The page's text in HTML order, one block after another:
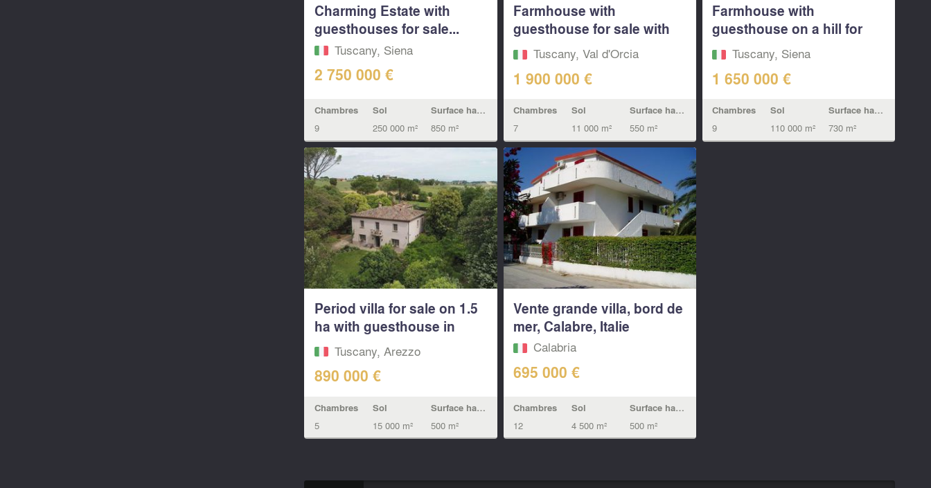
Charming Estate with
guesthouses for sale...
Tuscany, Siena
2 750 000 €
Chambres
9
Sol
250 000 m²
Surface habitable
850 m²
Farmhouse with
guesthouse for sale with
lovely views...
Tuscany, Val d'Orcia
1 900 000 €
Chambres
7
Sol
11 000 m²
Surface habitable
550 m²
Farmhouse with
guesthouse on a hill for
sale on 11 ha in...
Tuscany, Siena
1 650 000 €
Chambres
9
Sol
110 000 m²
Surface habitable
730 m²
Period villa for sale on 1.5
ha with guesthouse in
the...Tuscany, Arezzo
890 000 €
Chambres
5
Sol
15 000 m²
Surface habitable
500 m²
Vente grande villa, bord de
mer, Calabre, Italie
Calabria
695 000 €
Chambres
12
Sol
4 500 m²
Surface habitable
500 m²